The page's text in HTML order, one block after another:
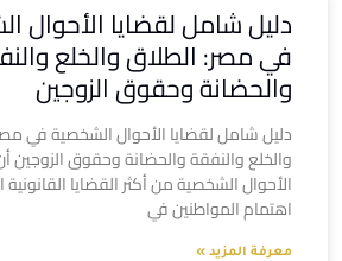
دليل شامل لقضايا الأحوال
في مصر: الطلاق والخلع
والحضانة وحقوق الزوجين
دليل شامل لقضايا الأحوال الشخصية في
والخلع والنفقة والحضانة وحقوق الزوجين
الأحوال الشخصية من أكثر القضايا
اهتمام المواطنين في
معرفة المزيد »